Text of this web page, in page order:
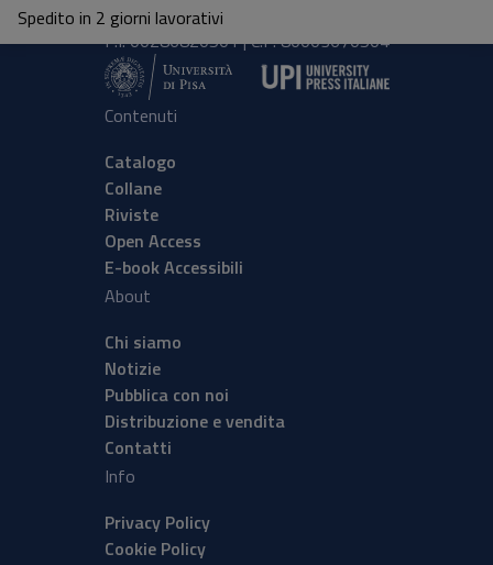
Spedito in 2 giorni lavorativi
emailpress@unipi.it
P.I. 00286820501 | C.F: 80003670504
Contenuti
Catalogo
Collane
Riviste
Open Access
E-book Accessibili
About
Chi siamo
Notizie
Pubblica con noi
Distribuzione e vendita
Contatti
Info
Privacy Policy
Cookie Policy